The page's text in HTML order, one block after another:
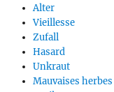
Alter
Vieillesse
Zufall
Hasard
Unkraut
Mauvaises herbes